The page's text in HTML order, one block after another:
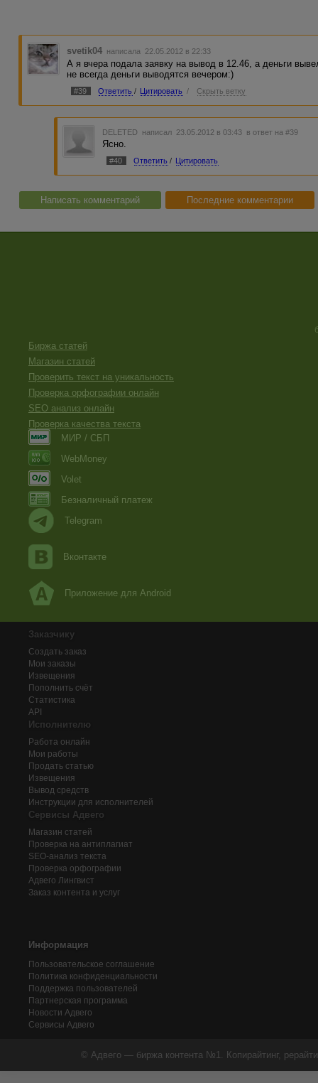
svetik04 написала 22.05.2012 в 22:33
А я вчера подала заявку на вывод в 12.46, а деньги
не всегда деньги выводятся вечером:)
#39 Ответить / Цитировать / Скрыть ветку
DELETED написал 23.05.2012 в 03:43 в ответ на #39
Ясно.
#40 Ответить / Цитировать
Написать комментарий Последние комментарии
Биржа статей
Магазин статей
Проверить текст на уникальность
Проверка орфографии онлайн
SEO анализ онлайн
Проверка качества текста
МИР / СБП
WebMoney
Volet
Безналичный платеж
Telegram
Вконтакте
Приложение для Android
Заказчику
Создать заказ
Мои заказы
Извещения
Пополнить счёт
Статистика
API
Исполнителю
Работа онлайн
Мои работы
Продать статью
Извещения
Вывод средств
Инструкции для исполнителей
Сервисы Адвего
Магазин статей
Проверка на антиплагиат
SEO-анализ текста
Проверка орфографии
Адвего Лингвист
Заказ контента и услуг
Информация
Пользовательское соглашение
Политика конфиденциальности
Поддержка пользователей
Партнерская программа
Новости Адвего
Сервисы Адвего
© Адвего — биржа контента №1. Копирайтинг,